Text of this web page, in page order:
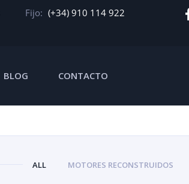
Fijo: (+34) 910 114 922
BLOG CONTACTO
ALL MOTORES RECONSTRUIDOS